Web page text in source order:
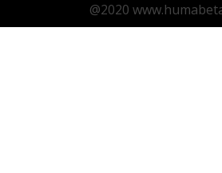
@2020